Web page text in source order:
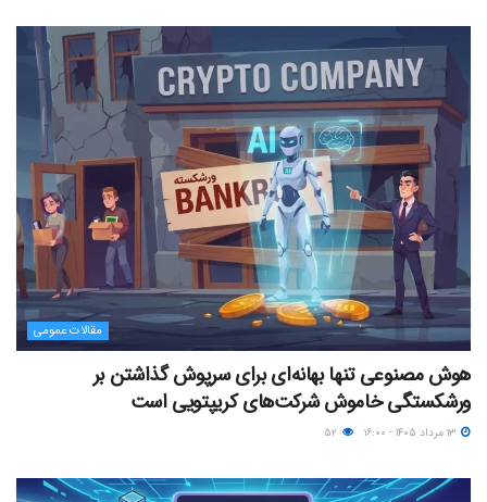
مقالات عمومی
هوش مصنوعی تنها بهانه‌ای برای سرپوش گذاشتن بر
ورشکستگی خاموش شرکت‌های کریپتویی است